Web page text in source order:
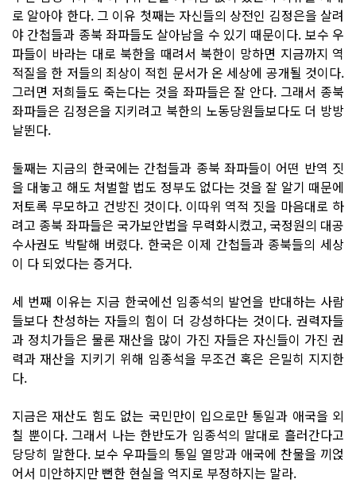
로 알아야 한다. 그 이유 첫째는 자신들의 상전인 김정은을 살려
야 간첩들과 종북 좌파들도 살아남을 수 있기 때문이다. 보수 우
파들이 바라는 대로 북한을 때려서 북한이 망하면 지금까지 역
적질을 한 저들의 죄상이 적힌 문서가 온 세상에 공개될 것이다.
그러면 저희들도 죽는다는 것을 좌파들은 잘 안다. 그래서 종북
좌파들은 김정은을 지키려고 북한의 노동당원들보다도 더 방방
날뛴다.
둘째는 지금의 한국에는 간첩들과 종북 좌파들이 어떤 반역 짓
을 대놓고 해도 처벌할 법도 정부도 없다는 것을 잘 알기 때문에
저토록 무모하고 건방진 것이다. 이따위 역적 짓을 마음대로 하
려고 종북 좌파들은 국가보안법을 무력화시켰고, 국정원의 대공
수사권도 박탈해 버렸다. 한국은 이제 간첩들과 종북들의 세상
이 다 되었다는 증거다.
세 번째 이유는 지금 한국에선 임종석의 발언을 반대하는 사람
들보다 찬성하는 자들의 힘이 더 강성하다는 것이다. 권력자들
과 정치가들은 물론 재산을 많이 가진 자들은 자신들이 가진 권
력과 재산을 지키기 위해 임종석을 무조건 혹은 은밀히 지지한
다.
지금은 재산도 힘도 없는 국민만이 입으로만 통일과 애국을 외
칠 뿐이다. 그래서 나는 한반도가 임종석의 말대로 흘러간다고
당당히 말한다. 보수 우파들의 통일 열망과 애국에 찬물을 끼얹
어서 미안하지만 뻔한 현실을 억지로 부정하지는 말라.